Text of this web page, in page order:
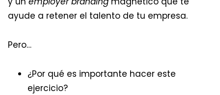
ayude a retener el talento de tu empresa.
Pero…
¿Por qué es importante hacer este
ejercicio?